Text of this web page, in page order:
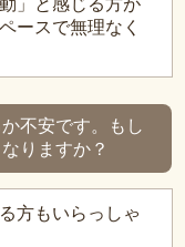
ースで無理なく
不安です。もし
りますか？
方もいらっしゃ